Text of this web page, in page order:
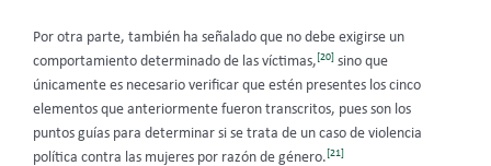
Por otra parte, también ha señalado que no debe exigirse un
comportamiento determinado de las víctimas,[20] sino que
únicamente es necesario verificar que estén presentes los cinco
elementos que anteriormente fueron transcritos, pues son los
puntos guías para determinar si se trata de un caso de violencia
política contra las mujeres por razón de género.[21]